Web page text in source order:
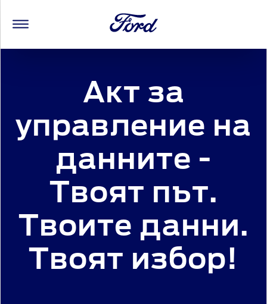
Акт за
управление на
данните -
Твоят път.
Твоите данни.
Твоят избор!